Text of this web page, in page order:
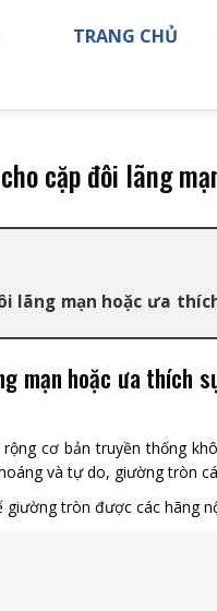
TRANG CHỦ
cặp đôi lãng
lãng mạn hoặc ưa
mạn hoặc ưa thích
cơ bản truyền thống
và tự do, giường tròn
tròn được các hãng